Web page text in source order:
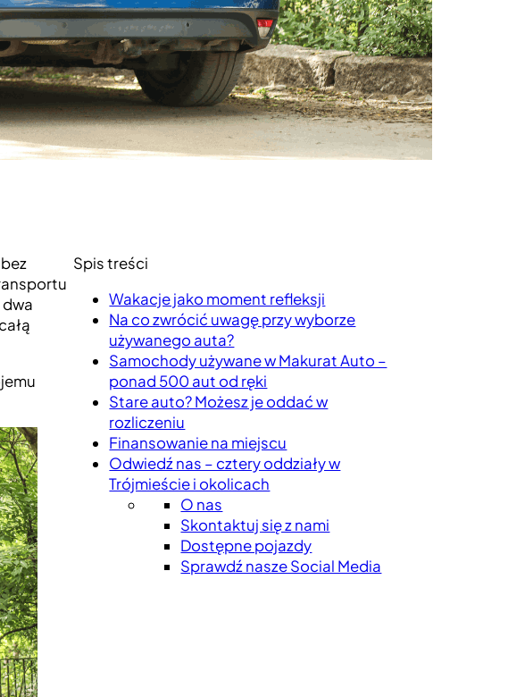
dwa
Spis treści
Wakacje jako moment refleksji
Na co zwrócić uwagę przy wyborze
używanego auta?
Samochody używane w Makurat Auto –
ponad 500 aut od ręki
Stare auto? Możesz je oddać w
rozliczeniu
Finansowanie na miejscu
Odwiedź nas – cztery oddziały w
Trójmieście i okolicach
O nas
Skontaktuj się z nami
Dostępne pojazdy
Sprawdź nasze Social Media